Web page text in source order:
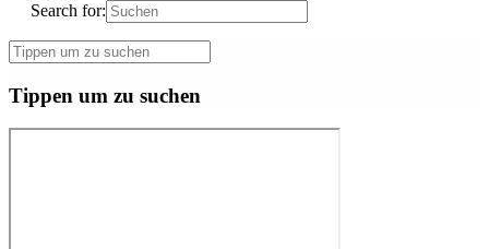
Search for:
Tippen um zu suchen